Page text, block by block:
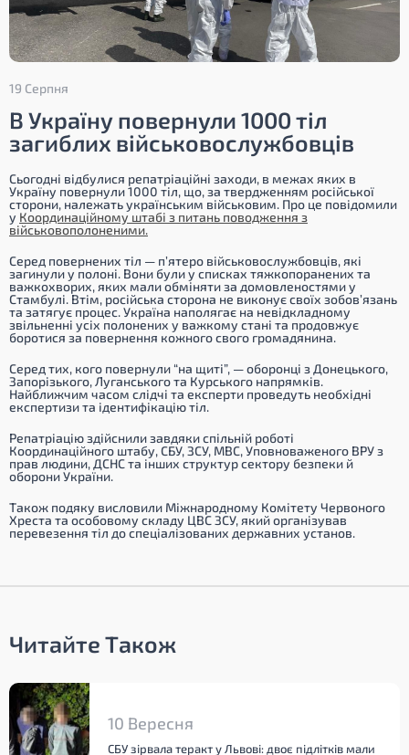
19 Серпня
В Україну повернули 1000 тіл
загиблих військовослужбовців
Сьогодні відбулися репатріаційні заходи, в межах яких в
Україну повернули 1000 тіл, що, за твердженням російської
сторони, належать українським військовим. Про це повідомили
у Координаційному штабі з питань поводження з
військовополоненими.
Серед повернених тіл — п’ятеро військовослужбовців, які
загинули у полоні. Вони були у списках тяжкопоранених та
важкохворих, яких мали обміняти за домовленостями у
Стамбулі. Втім, російська сторона не виконує своїх зобов’язань
та затягує процес. Україна наполягає на невідкладному
звільненні усіх полонених у важкому стані та продовжує
боротися за повернення кожного свого громадянина.
Серед тих, кого повернули “на щиті”, — оборонці з Донецького,
Запорізького, Луганського та Курського напрямків.
Найближчим часом слідчі та експерти проведуть необхідні
експертизи та ідентифікацію тіл.
Репатріацію здійснили завдяки спільній роботі
Координаційного штабу, СБУ, ЗСУ, МВС, Уповноваженого ВРУ з
прав людини, ДСНС та інших структур сектору безпеки й
оборони України.
Також подяку висловили Міжнародному Комітету Червоного
Хреста та особовому складу ЦВС ЗСУ, який організував
перевезення тіл до спеціалізованих державних установ.
Читайте Також
10 Вересня
СБУ зірвала теракт у Львові: двоє підлітків мали